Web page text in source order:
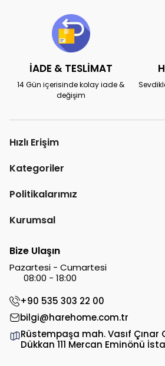
İADE & TESLİMAT
14 Gün içerisinde kolay iade &
değişim
Hızlı Erişim
Kategoriler
Politikalarımız
Kurumsal
Bize Ulaşın
Pazartesi - Cumartesi
08:00 - 18:00
+90 535 303 22 00
bilgi@harehome.com.tr
Rüstempaşa mah. Vasıf Çınar
Dükkan 111 Mercan Eminönü